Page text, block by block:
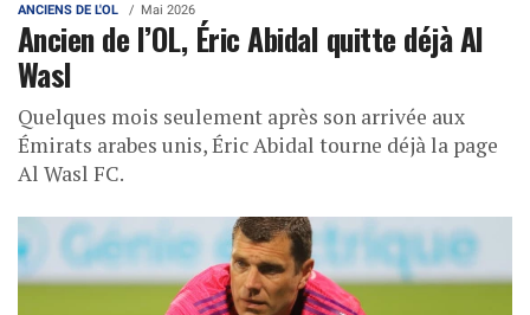
ANCIENS DE L'OL Mai 2026
Ancien de l’OL, Éric Abidal quitte déjà Al
Wasl
Quelques mois seulement après son arrivée aux
Émirats arabes unis, Éric Abidal tourne déjà la page
Al Wasl FC.